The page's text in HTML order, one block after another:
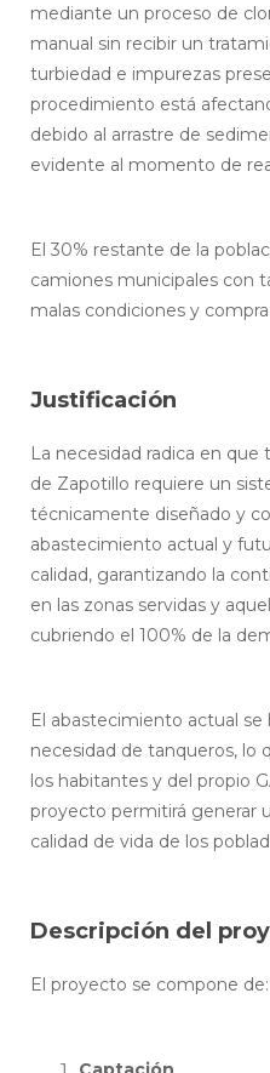
mediante un proceso de
manual sin recibir un
turbiedad e impurezas
procedimiento está
debido al arrastre de
evidente al momento de
El 30% restante de la
camiones municipales con
malas condiciones y
Justificación
La necesidad radica en que
de Zapotillo requiere un
técnicamente diseñado y
abastecimiento actual y
calidad, garantizando la
en las zonas servidas y
cubriendo el 100% de la
El abastecimiento actual se
necesidad de tanqueros, lo
los habitantes y del propio
proyecto permitirá generar
calidad de vida de los
Descripción del
El proyecto se compone de: